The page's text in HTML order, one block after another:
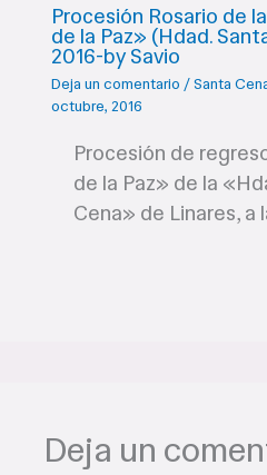
Procesión Rosario de
de la Paz» (Hdad.
2016-by Savio
Deja un comentario /Santa
octubre, 2016
Procesión de
de la Paz» de la
Cena» de Linares, a
Deja un